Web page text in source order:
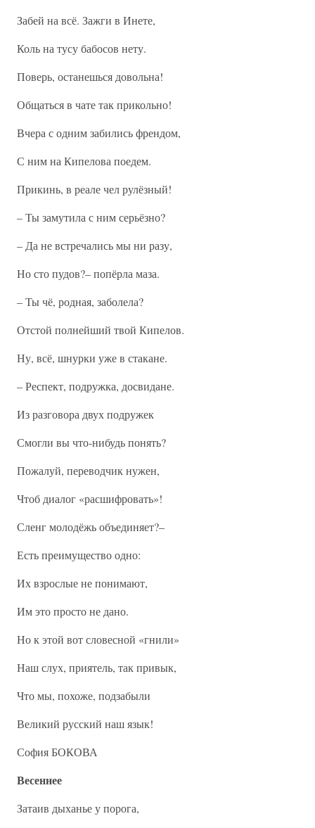
Забей на всё. Зажги в Инете,
Коль на тусу бабосов нету.
Поверь, останешься довольна!
Общаться в чате так прикольно!
Вчера с одним забились френдом,
С ним на Кипелова поедем.
Прикинь, в реале чел рулёзный!
– Ты замутила с ним серьёзно?
– Да не встречались мы ни разу,
Но сто пудов?– попёрла маза.
– Ты чё, родная, заболела?
Отстой полнейший твой Кипелов.
Ну, всё, шнурки уже в стакане.
– Респект, подружка, досвидане.
Из разговора двух подружек
Смогли вы что-нибудь понять?
Пожалуй, переводчик нужен,
Чтоб диалог «расшифровать»!
Сленг молодёжь объединяет?–
Есть преимущество одно:
Их взрослые не понимают,
Им это просто не дано.
Но к этой вот словесной «гнили»
Наш слух, приятель, так привык,
Что мы, похоже, подзабыли
Великий русский наш язык!
София БОКОВА
Весеннее
Затаив дыханье у порога,